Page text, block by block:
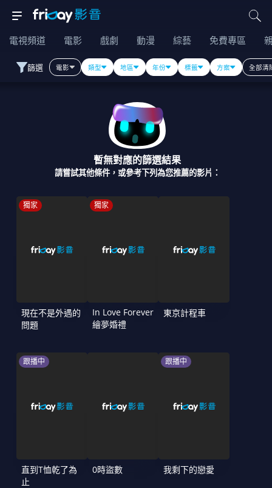
電視頻道 電影 戲劇 動漫 綜藝 免費專區
篩選 電影 類型 地區 年份 標籤 方案 全部清
暫無對應的篩選結果
請嘗試其他條件，或參考下列為您推薦的影片：
獨家
現在不是外遇的
問題
獨家
In Love Forever
繪夢婚禮
東京計程車
跟播中
直到T恤乾了為
止
0時盜數
跟播中
我剩下的戀愛